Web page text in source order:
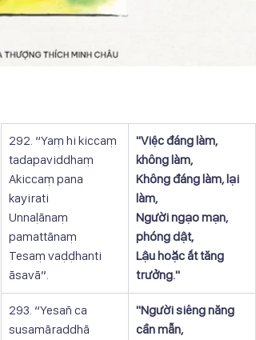
292. “Yaṃ hi kiccaṃ
tadapaviddhaṃ
Akiccaṃ pana
kayirati
Unnaḷānaṃ
pamattānaṃ
Tesaṃ vaḍḍhanti
āsavā”.
"Việc đáng làm,
không làm,
Không đáng làm, lại
làm,
Người ngạo mạn,
phóng dật,
Lậu hoặc ắt tăng
trưởng."
293. “Yesañ ca
susamāraddhā
"Người siêng năng
cần mẫn,